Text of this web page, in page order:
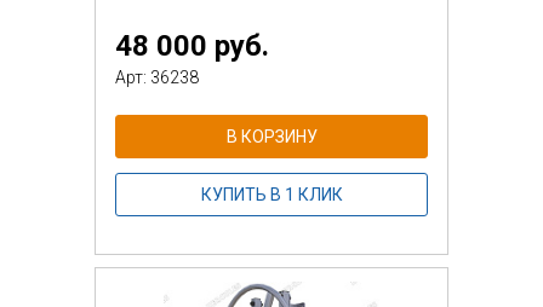
48 000 руб.
Арт: 36238
В КОРЗИНУ
КУПИТЬ В 1 КЛИК